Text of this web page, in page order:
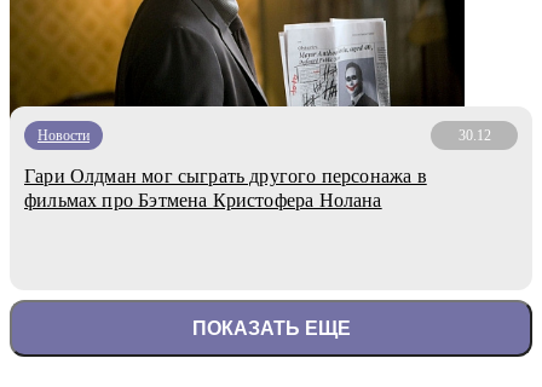
Новости 30.12
Гари Олдман мог сыграть другого персонажа в
фильмах про Бэтмена Кристофера Нолана
ПОКАЗАТЬ ЕЩЕ